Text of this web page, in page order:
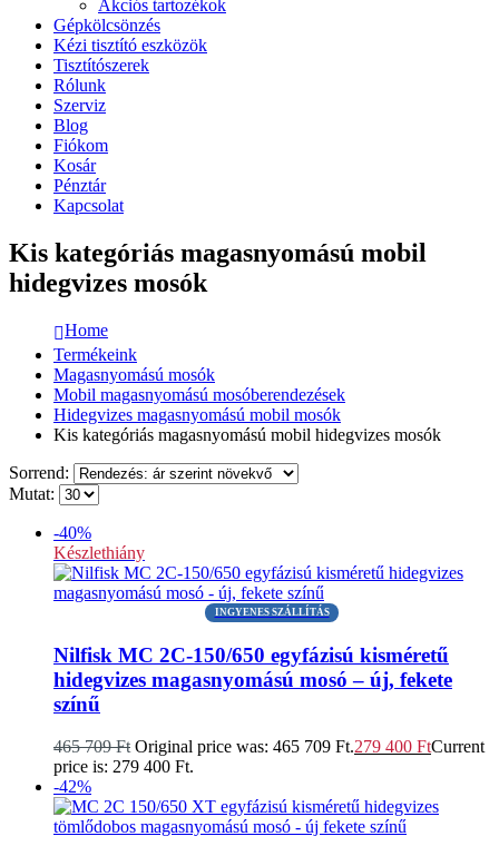
Akciós tartozékok
Gépkölcsönzés
Kézi tisztító eszközök
Tisztítószerek
Rólunk
Szerviz
Blog
Fiókom
Kosár
Pénztár
Kapcsolat
Kis kategóriás magasnyomású mobil
hidegvizes mosók
Home
Termékeink
Magasnyomású mosók
Mobil magasnyomású mosóberendezések
Hidegvizes magasnyomású mobil mosók
Kis kategóriás magasnyomású mobil hidegvizes mosók
Sorrend:
Mutat:
-40%
Készlethiány
INGYENES SZÁLLÍTÁS
Nilfisk MC 2C-150/650 egyfázisú kisméretű
hidegvizes magasnyomású mosó – új, fekete
színű
465 709Ft Original price was: 465 709 Ft.279 400 FtCurrent
price is: 279 400 Ft.
-42%